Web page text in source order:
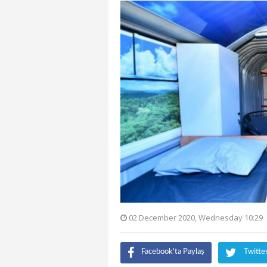
02 December 2020, Wednesday 10:29
Facebook'ta Paylaş